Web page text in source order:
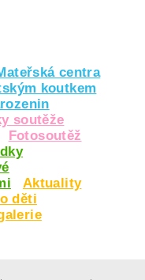
centra
koutkem
soutěže
Fotosoutěž
Aktuality
děti